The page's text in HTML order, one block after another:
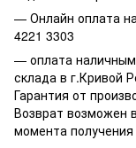
— Онлайн оплата
4221 3303
— оплата
склада в г.Кривой
Гарантия от
Возврат возможен
момента получения